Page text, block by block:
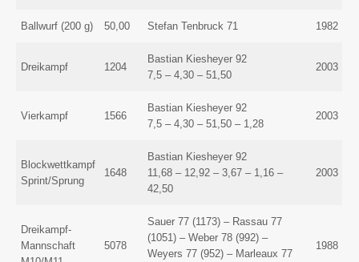
Ballwurf (200 g) 50,00 Stefan Tenbruck 71 1982
Dreikampf 1204
Bastian Kiesheyer 92
7,5 – 4,30 – 51,50
2003
Vierkampf 1566
Bastian Kiesheyer 92
7,5 – 4,30 – 51,50 – 1,28
2003
Blockwettkampf
Sprint/Sprung
1648
Bastian Kiesheyer 92
11,68 – 12,92 – 3,67 – 1,16 –
42,50
2003
Dreikampf-
Mannschaft
5078
Sauer 77 (1173) – Rassau 77
(1051) – Weber 78 (992) –
Weyers 77 (952) – Marleaux 77
1988